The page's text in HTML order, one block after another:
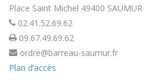
Place Saint Michel 49400 SAUMUR
02.41.52.69.62
09.67.49.69.62
ordre@barreau-saumur.fr
Plan d’accès